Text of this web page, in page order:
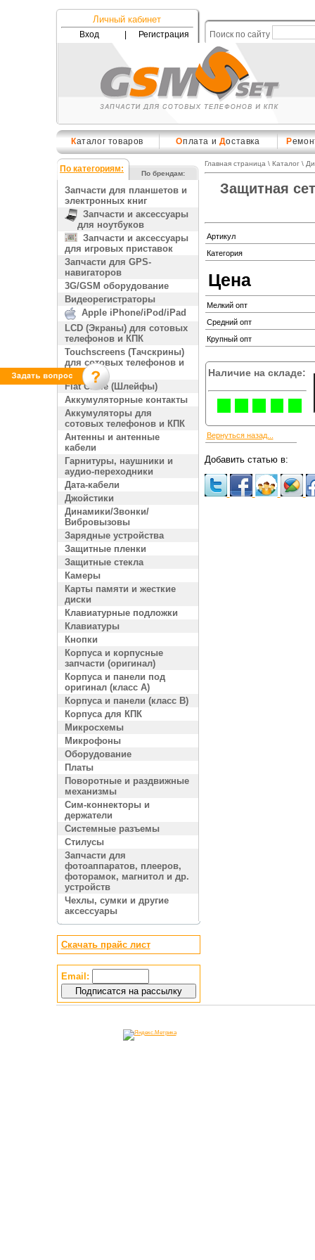
Личный кабинет
Вход Регистрация Поиск по сайту
Каталог товаров Оплата и Доставка Р
По категориям: По брендам:
Запчасти для планшетов и
электронных книг
Запчасти и аксессуары
для ноутбуков
Запчасти и аксессуары
для игровых приставок
Запчасти для GPS-
навигаторов
3G/GSM оборудование
Видеорегистраторы
Apple iPhone/iPod/iPad
LCD (Экраны) для сотовых
телефонов и КПК
Touchscreens (Тачскрины)
для сотовых телефонов и
КПК
Flat Cable (Шлейфы)
Аккумуляторные контакты
Аккумуляторы для
сотовых телефонов и КПК
Антенны и антенные
кабели
Гарнитуры, наушники и
аудио-переходники
Дата-кабели
Джойстики
Динамики/Звонки/
Вибровызовы
Зарядные устройства
Защитные пленки
Защитные стекла
Камеры
Карты памяти и жесткие
диски
Клавиатурные подложки
Клавиатуры
Кнопки
Корпуса и корпусные
запчасти (оригинал)
Корпуса и панели под
оригинал (класс A)
Корпуса и панели (класс B)
Корпуса для КПК
Микросхемы
Микрофоны
Оборудование
Платы
Поворотные и раздвижные
механизмы
Сим-коннекторы и
держатели
Системные разъемы
Стилусы
Запчасти для
фотоаппаратов, плееров,
фоторамок, магнитол и др.
устройств
Чехлы, сумки и другие
аксессуары
Скачать прайс лист
Email:
Главная страница \ Каталог\
Защитная
Артикул
Категория
Цена
Мелкий опт
Средний опт
Крупный опт
Наличие на складе:
Вернуться назад...
Добавить статью в: